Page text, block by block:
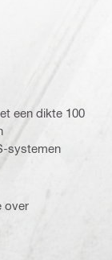
een dikte 100
systemen
over